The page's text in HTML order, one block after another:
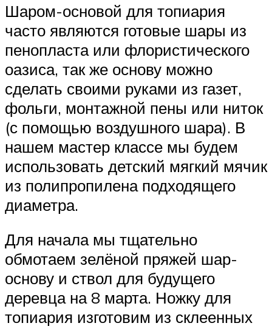
Шаром-основой для топиария
часто являются готовые шары из
пенопласта или флористического
оазиса, так же основу можно
сделать своими руками из газет,
фольги, монтажной пены или ниток
(с помощью воздушного шара). В
нашем мастер классе мы будем
использовать детский мягкий мячик
из полипропилена подходящего
диаметра.
Для начала мы тщательно
обмотаем зелёной пряжей шар-
основу и ствол для будущего
деревца на 8 марта. Ножку для
топиария изготовим из склеенных